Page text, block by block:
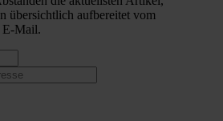
übersichtlich aufbereitet vom
Mail.